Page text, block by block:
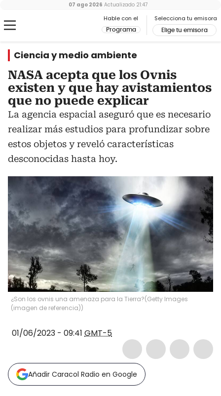
Hable con el
Programa
Selecciona tu emisora
Elige tu emisora
07 ago 2026 Actualizado 21:47
Ciencia y medio ambiente
NASA acepta que los Ovnis
existen y que hay avistamientos
que no puede explicar
La agencia espacial aseguró que es necesario
realizar más estudios para profundizar sobre
estos objetos y reveló características
desconocidas hasta hoy.
¿Son los ovnis una amenaza para la Tierra?(Getty Images
(imagen de referencia))
01/06/2023 - 09:41 GMT-5
Añadir Caracol Radio en Google